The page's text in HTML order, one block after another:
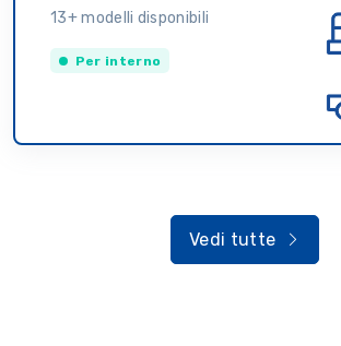
13+ modelli disponibili
Per interno
Vedi tutte